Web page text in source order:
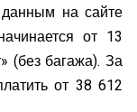
на сайте
от 13
(без багажа). За
от 38 612